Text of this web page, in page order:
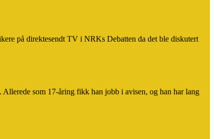
på direktesendt TV i NRKs Debatten da det ble diskutert
som 17-åring fikk han jobb i avisen, og han har lang